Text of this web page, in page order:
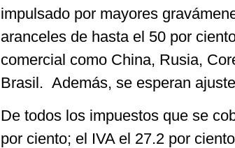
impulsado por mayores
aranceles de hasta el 50 por
comercial como China, Rusia,
Brasil. Además, se esperan
De todos los impuestos que se
por ciento; el IVA el 27.2 por